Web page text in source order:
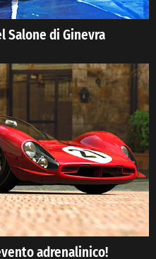
Salone di Ginevra
adrenalinico!